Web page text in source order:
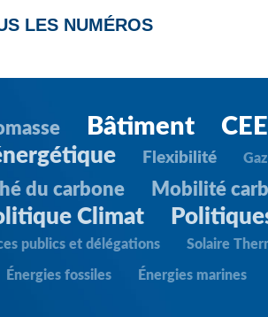
LES NUMÉROS
Bâtiment CEE
Flexibilité Gaz
du carbone Mobilité
Climat
publics et délégations Solaire
Énergies fossiles Énergies marines